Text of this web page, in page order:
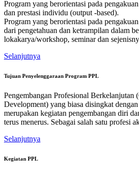
Program yang berorientasi pada
dan prestasi individu (output -based).
Program yang berorientasi pada
dari pengetahuan dan ketrampilan dalam
lokakarya/workshop, seminar dan
Selanjutnya
Tujuan Penyelenggaraan Program PPL
Pengembangan Profesional Berkelanjutan
Development) yang biasa disingkat
merupakan kegiatan pengembangan diri
terus menerus. Sebagai salah satu profesi
Selanjutnya
Kegiatan PPL